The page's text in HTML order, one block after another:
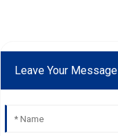
Leave Your Message